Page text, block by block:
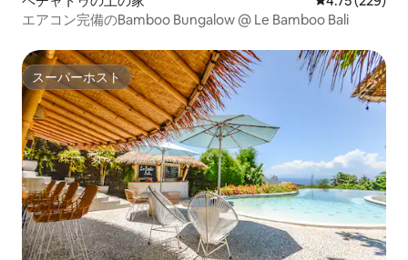
エアコン完備のBamboo Bungalow @ Le Bamboo Bali
スーパーホスト
スーパーホスト